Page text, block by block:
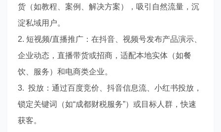
货（如教程、案例、解决方案），吸引自然流量，沉
淀私域用户。
2. 短视频/直播推广：在抖音、视频号发布产品演示、
企业动态，直播带货或招商，适配本地实体（如餐
饮、服务）和电商类企业。
3. 投放：通过百度竞价、抖音信息流、小红书投放，
锁定关键词（如“成都财税服务”）或目标人群，快速
获客。